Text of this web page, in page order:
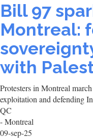
Bill 97
Montreal:
with
Protesters in Montreal
exploitation and defending
QC
- Montreal
09-sep-25